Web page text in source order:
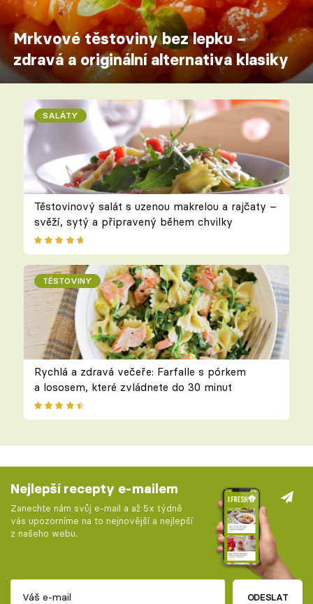
Mrkvové těstoviny bez lepku –
zdravá a originální alternativa klasiky
SALÁTY
Těstovinový salát s uzenou makrelou a rajčaty –
svěží, sytý a připravený během chvilky
TĚSTOVINY
Rychlá a zdravá večeře: Farfalle s pórkem
a lososem, které zvládnete do 30 minut
Nejlepší recepty e-mailem
Zanechte nám svůj e-mail a až 5x týdně
vás upozorníme na to nejnovější a nejlepší
z našeho webu.
ODESLAT